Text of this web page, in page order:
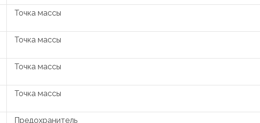
Точка массы
Точка массы
Точка массы
Точка массы
Предохранитель